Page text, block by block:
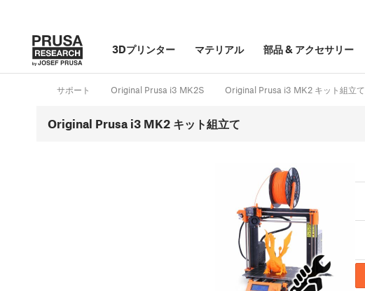
3Dプリンター マテリアル 部品& アクセサリー
サポート Original Prusa i3 MK2S Original Prusa i3 MK2 キット組立て
Original Prusa i3 MK2 キット組立て